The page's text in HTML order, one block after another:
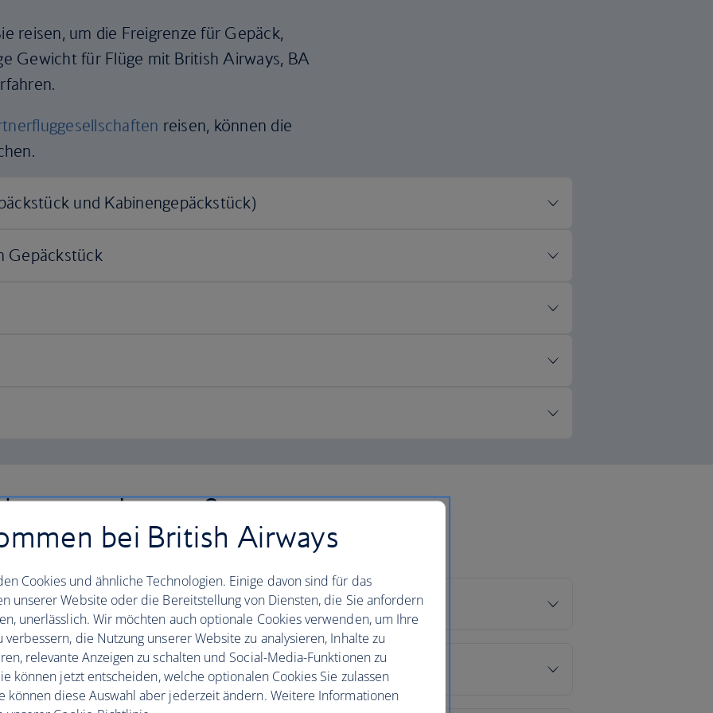
reisen, um die Freigrenze für Gepäck,
Gewicht für Flüge mit British Airways, BA
reisen, können die
oder große
bei British Airways
Cookies und ähnliche Technologien. Einige davon sind für das
unserer Website oder die Bereitstellung von Diensten, die Sie anfordern
unerlässlich. Wir möchten auch optionale Cookies verwenden, um Ihre
verbessern, die Nutzung unserer Website zu analysieren, Inhalte zu
relevante Anzeigen zu schalten und Social-Media-Funktionen zu
können jetzt entscheiden, welche optionalen Cookies Sie zulassen
können diese Auswahl aber jederzeit ändern. Weitere Informationen